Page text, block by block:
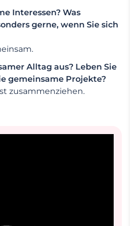
Interessen? Was
gerne, wenn Sie sich
Alltag aus? Leben Sie
gemeinsame Projekte?
zusammenziehen.